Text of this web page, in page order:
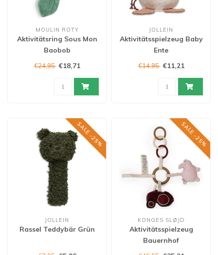
MOULIN ROTY
Aktivitätsring Sous Mon
Baobob
€24,95 €18,71
JOLLEIN
Aktivitätsspielzeug Baby
Ente
€14,95 €11,21
SALE -25%
JOLLEIN
Rassel Teddybär Grün
SALE -25%
KONGES SLØJD
Aktivitätsspielzeug
Bauernhof